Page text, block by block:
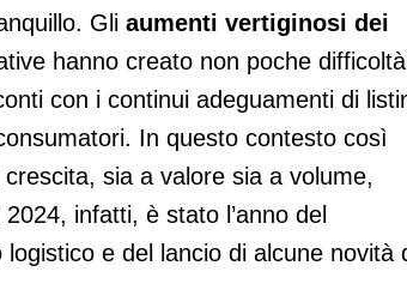
Gli aumenti vertiginosi dei
hanno creato non poche difficoltà
con i continui adeguamenti di
In questo contesto così
sia a valore sia a volume,
infatti, è stato l’anno del
e del lancio di alcune novità